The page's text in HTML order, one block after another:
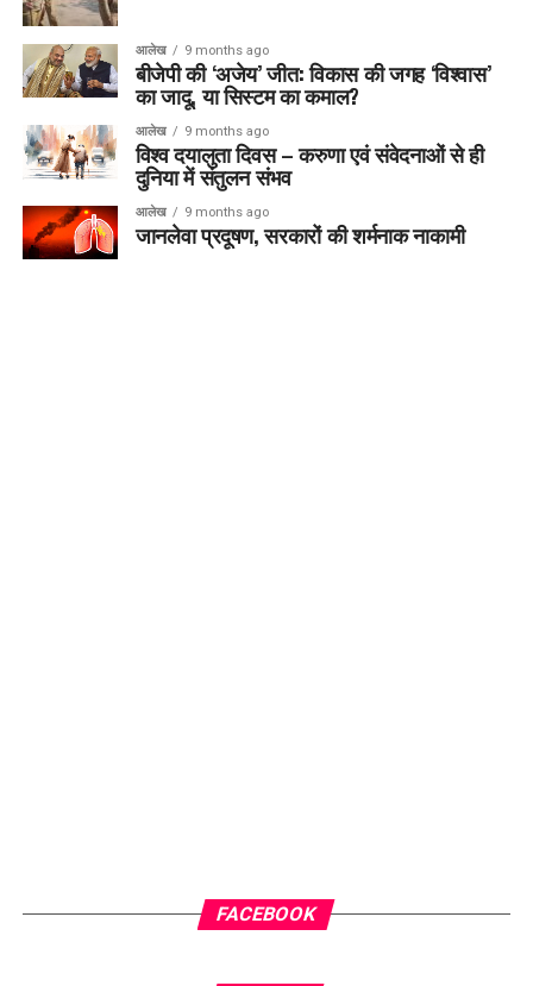
आलेख 9 months ago
बीजेपी की ‘अजेय’ जीत: विकास की जगह ‘विश्वास’
का जादू, या सिस्टम का कमाल?
आलेख 9 months ago
विश्व दयालुता दिवस – करुणा एवं संवेदनाओं से ही
दुनिया में संतुलन संभव
आलेख 9 months ago
जानलेवा प्रदूषण, सरकारों की शर्मनाक नाकामी
FACEBOOK